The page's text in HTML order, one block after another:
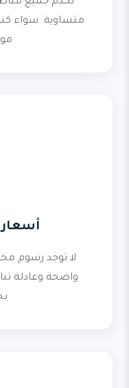
متساوية. سواء
لا توجد رسوم
واضحة وعادلة